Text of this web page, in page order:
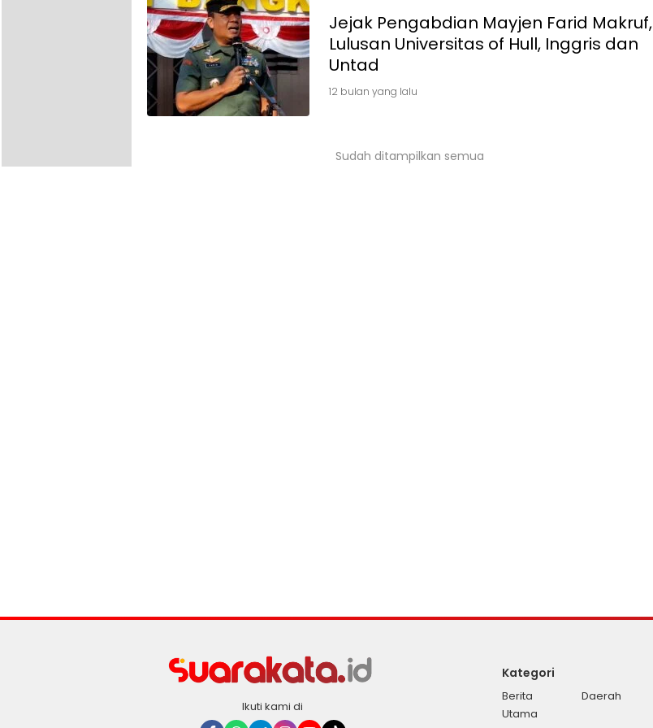
Jejak Pengabdian Mayjen Farid Makruf,
Lulusan Universitas of Hull, Inggris dan
Untad
12 bulan yang lalu
Sudah ditampilkan semua
Ikuti kami di
Kategori
Berita
Utama
Daerah